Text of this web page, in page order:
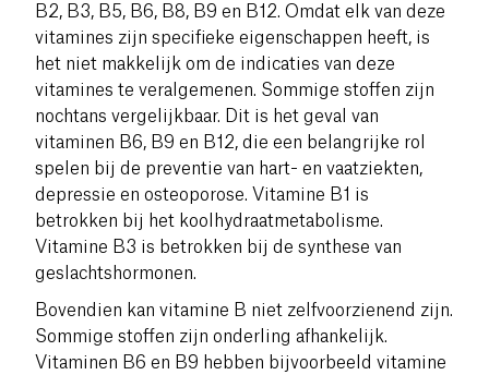
B2, B3, B5, B6, B8, B9 en B12. Omdat elk van deze
vitamines zijn specifieke eigenschappen heeft, is
het niet makkelijk om de indicaties van deze
vitamines te veralgemenen. Sommige stoffen zijn
nochtans vergelijkbaar.
Dit is het geval van
vitaminen B6, B9 en B12, die een belangrijke rol
spelen bij de preventie van hart- en vaatziekten,
depressie en osteoporose. Vitamine B1 is
betrokken bij het koolhydraatmetabolisme.
Vitamine B3 is betrokken bij de synthese van
geslachtshormonen.
Bovendien kan vitamine B niet zelfvoorzienend zijn.
Sommige stoffen zijn onderling afhankelijk.
Vitaminen B6 en B9 hebben bijvoorbeeld vitamine